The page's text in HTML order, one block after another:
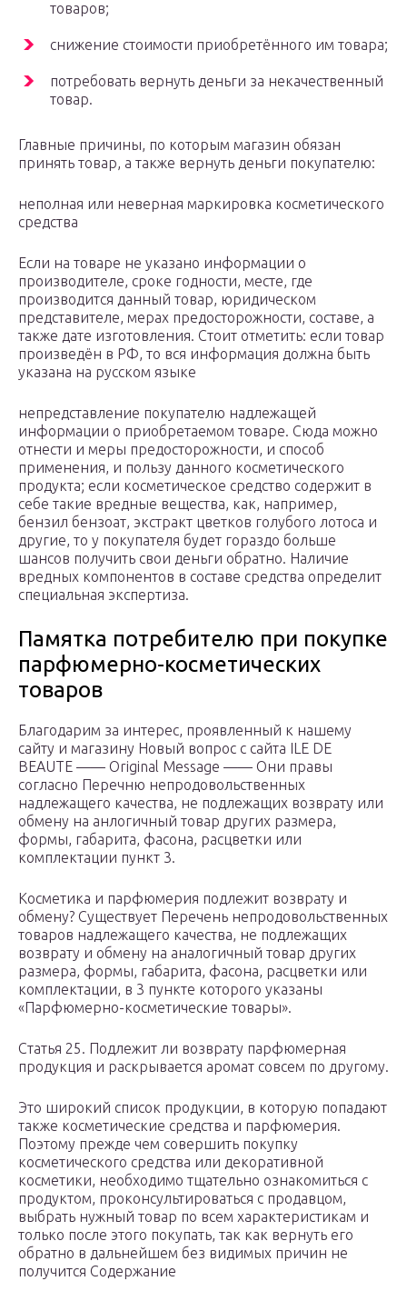
товаров;
снижение стоимости приобретённого им товара;
потребовать вернуть деньги за некачественный
товар.
Главные причины, по которым магазин обязан
принять товар, а также вернуть деньги покупателю:
неполная или неверная маркировка косметического
средства
Если на товаре не указано информации о
производителе, сроке годности, месте, где
производится данный товар, юридическом
представителе, мерах предосторожности, составе, а
также дате изготовления. Стоит отметить: если товар
произведён в РФ, то вся информация должна быть
указана на русском языке
непредставление покупателю надлежащей
информации о приобретаемом товаре. Сюда можно
отнести и меры предосторожности, и способ
применения, и пользу данного косметического
продукта; если косметическое средство содержит в
себе такие вредные вещества, как, например,
бензил бензоат, экстракт цветков голубого лотоса и
другие, то у покупателя будет гораздо больше
шансов получить свои деньги обратно. Наличие
вредных компонентов в составе средства определит
специальная экспертиза.
Памятка потребителю при покупке
парфюмерно-косметических
товаров
Благодарим за интерес, проявленный к нашему
сайту и магазину Новый вопрос с сайта ILE DE
BEAUTE —— Original Message —— Они правы
согласно Перечню непродовольственных
надлежащего качества, не подлежащих возврату или
обмену на анлогичный товар других размера,
формы, габарита, фасона, расцветки или
комплектации пункт 3.
Косметика и парфюмерия подлежит возврату и
обмену? Существует Перечень непродовольственных
товаров надлежащего качества, не подлежащих
возврату и обмену на аналогичный товар других
размера, формы, габарита, фасона, расцветки или
комплектации, в 3 пункте которого указаны
«Парфюмерно-косметические товары».
Статья 25. Подлежит ли возврату парфюмерная
продукция и раскрывается аромат совсем по другому.
Это широкий список продукции, в которую попадают
также косметические средства и парфюмерия.
Поэтому прежде чем совершить покупку
косметического средства или декоративной
косметики, необходимо тщательно ознакомиться с
продуктом, проконсультироваться с продавцом,
выбрать нужный товар по всем характеристикам и
только после этого покупать, так как вернуть его
обратно в дальнейшем без видимых причин не
получится Содержание